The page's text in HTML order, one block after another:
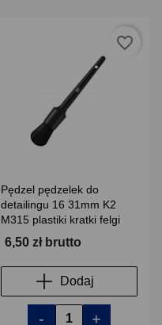
Pędzel pędzelek do
detailingu 16 31mm K2
M315 plastiki kratki felgi
6,50 zł brutto
Dodaj
- +
favorite_border